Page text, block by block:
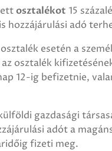
osztalékot 15
hozzájárulási adó
esetén a
osztalék
12-ig befizetnie,
gazdasági
adót a
fizeti meg.